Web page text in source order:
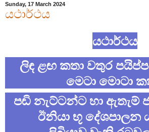
Sunday, 17 March 2024
යථාර්ථය
යථාර්ථය
ලිඳ ළඟ කතා වතුර
මෙටා මොටා
පඬි නැට්ටන්ට හා ඇතැම්
ඊනියා භූ දේශපාලන